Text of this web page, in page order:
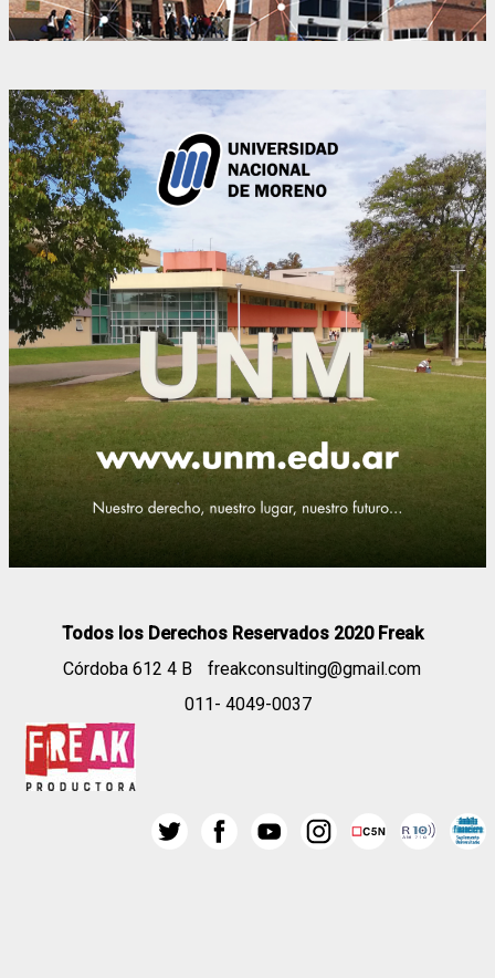
Todos los Derechos Reservados 2020 Freak
Córdoba 612 4 B
freakconsulting@gmail.com
011- 4049-0037